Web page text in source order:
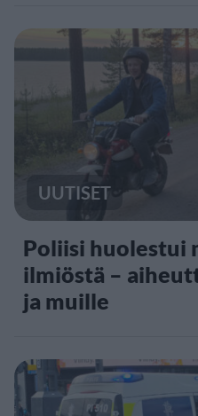
UUTISET
Poliisi huolestui
ilmiöstä –
ja muille